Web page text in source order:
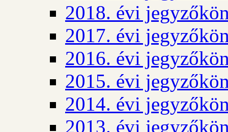
2018. évi
2017. évi
2016. évi
2015. évi
2014. évi
2013. évi